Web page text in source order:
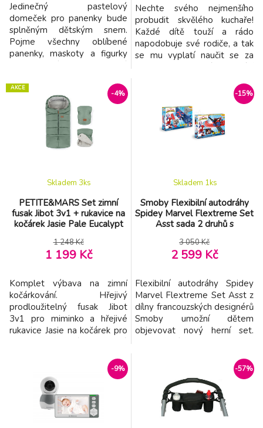
Jedinečný pastelový
domeček pro panenky bude
splněným dětským snem.
Pojme všechny oblíbené
panenky, maskoty a figurky
vybavena 4 samostatnými
pokoji, balkonem a výtahem.
Kuchyně Koupelna Salon
Ložnice Sada obsahuje
krásný dřevěný nábytek,
který bude dokonalým
Nechte svého nejmenšího
probudit skvělého kuchaře!
Každé dítě touží a rádo
napodobuje své rodiče, a tak
se mu vyplatí naučit se za
provedená kuchyně vás
povzbudí k zábavě a malý
kuchař nebude chtít přestat
vařit! Módní barvy a stylové
provedení dělají z kuchyně
AKCE
-4%
PETITE&MARS Set zimní
fusak Jibot 3v1 + rukavice na
kočárek Jasie Pale Eucalypt
Skladem 3ks
1 248 Kč
1 199 Kč
Komplet výbava na zimní
kočárkování. Hřejivý
prodloužitelný fusak Jibot
3v1 pro miminko a hřejivé
rukavice Jasie na kočárek pro
Vlastnosti fusaku: - Zajišťuje
pohodlí a teplo v chladných
dnech. - Voděodolná úprava
ochrání před sněhem a
jemným deštěm. -
-15%
Smoby Flexibilní autodráhy
Spidey Marvel Flextreme Set
Asst sada 2 druhů s
dílů dráhy 4,40 m délka s
pavučinou od 4 let
Skladem 1ks
3 050 Kč
2 599 Kč
Flexibilní autodráhy Spidey
Marvel Flextreme Set Asst z
dílny francouzských designérů
Smoby umožní dětem
objevovat nový herní set.
skládání pružné autodráhy
o délce až 440 cm, přičemž
mají k dispozici 184 dílů
autodráhy, které k sobě
jednoduše připojují bez
-9% -57%